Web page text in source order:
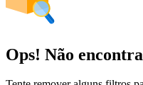
Ops! Não